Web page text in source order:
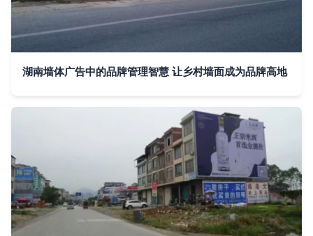
湖南墙体广告中的品牌管理智慧 让乡村墙面成为品牌高地